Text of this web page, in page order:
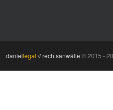
daniellegal // rechtsanwälte © 2015 -